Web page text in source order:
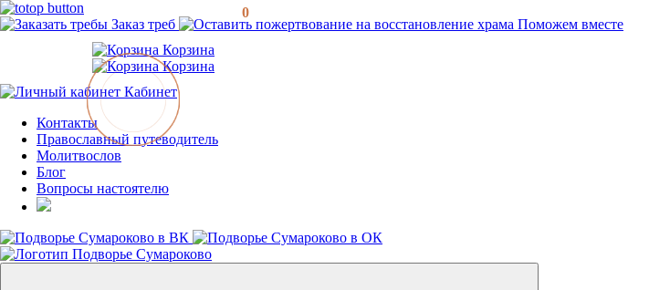
Заказ треб
Поможем вместе
Корзина
Корзина
0
Кабинет
Контакты
Православный путеводитель
Молитвослов
Блог
Вопросы настоятелю